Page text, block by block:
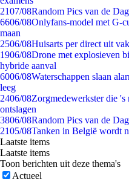
2107/08Random Pics van de
6606/08Onlyfans-model met G-
maan
2506/08Huisarts per direct uit
1906/08Drone met explosieven
hybride aanval
6006/08Waterschappen slaan
leeg
2406/08Zorgmedewerkster die 's
ontslagen
3806/08Random Pics van de
2105/08Tanken in België wordt
Laatste items
Laatste items
Toon berichten uit deze thema's
Actueel